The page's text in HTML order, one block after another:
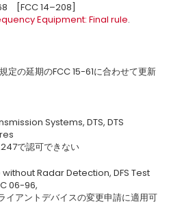
[FCC 14–208]
Equipment: Final rule.
定の延期のFCC 15-61に合わせて更新
Systems, DTS, DTS
で認可できない
without Radar Detection, DFS Test
06-96,
アントデバイスの変更申請に適用可